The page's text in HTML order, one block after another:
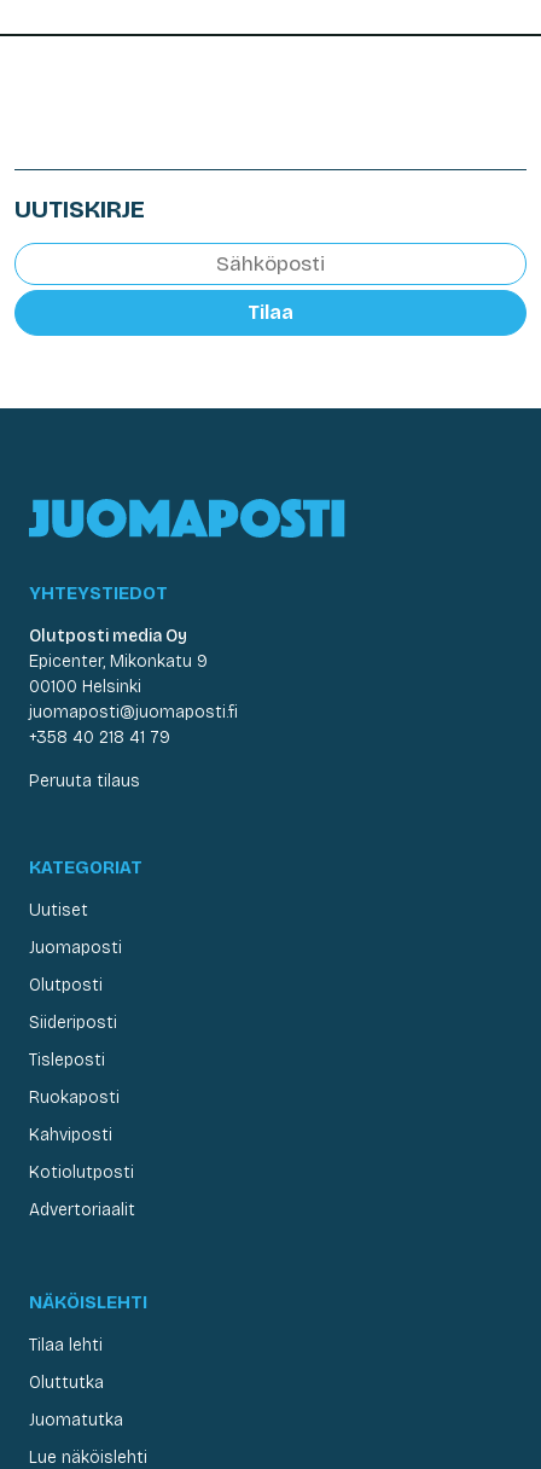
UUTISKIRJE
Tilaa
YHTEYSTIEDOT
Olutposti media Oy
Epicenter, Mikonkatu 9
00100 Helsinki
juomaposti@juomaposti.fi
+358 40 218 41 79
Peruuta tilaus
KATEGORIAT
Uutiset
Juomaposti
Olutposti
Siideriposti
Tisleposti
Ruokaposti
Kahviposti
Kotiolutposti
Advertoriaalit
NÄKÖISLEHTI
Tilaa lehti
Oluttutka
Juomatutka
Lue näköislehti